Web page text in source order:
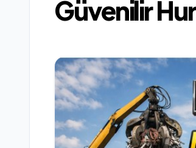
Güvenilir